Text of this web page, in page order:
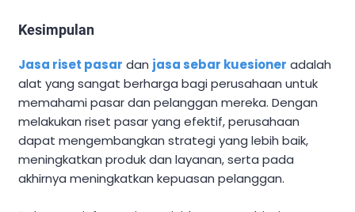
Kesimpulan
Jasa riset pasar dan jasa sebar kuesioner adalah
alat yang sangat berharga bagi perusahaan untuk
memahami pasar dan pelanggan mereka. Dengan
melakukan riset pasar yang efektif, perusahaan
dapat mengembangkan strategi yang lebih baik,
meningkatkan produk dan layanan, serta pada
akhirnya meningkatkan kepuasan pelanggan.